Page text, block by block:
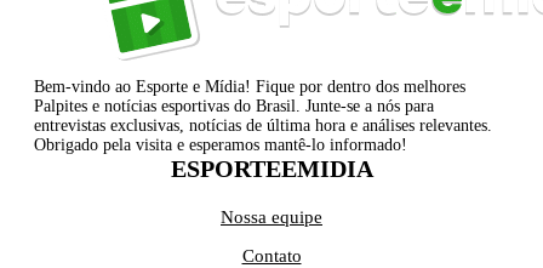
Bem-vindo ao Esporte e Mídia! Fique por dentro dos melhores
Palpites e notícias esportivas do Brasil. Junte-se a nós para
entrevistas exclusivas, notícias de última hora e análises relevantes.
Obrigado pela visita e esperamos mantê-lo informado!
ESPORTEEMIDIA
Nossa equipe
Contato